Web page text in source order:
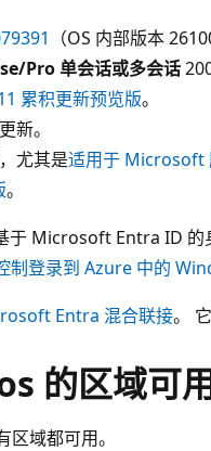
（OS 内部版本
Pro 单会话或多会话
累积更新预览版。
新。
尤其是适用于 Microsoft
。
于 Microsoft Entra ID 的
登录到 Azure 中的
Entra 混合联接。
的区域可
域都可用。